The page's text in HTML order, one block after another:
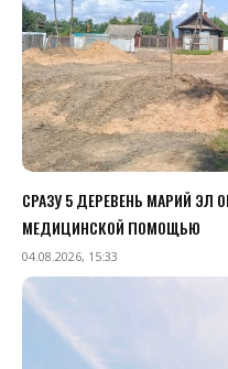
СРАЗУ 5 ДЕРЕВЕНЬ МАРИЙ ЭЛ
МЕДИЦИНСКОЙ ПОМОЩЬЮ
04.08.2026, 15:33